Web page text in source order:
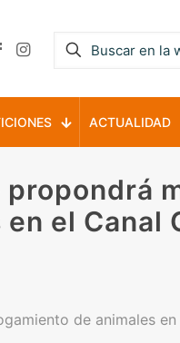
ACTUALIDAD
el Canal
de animales